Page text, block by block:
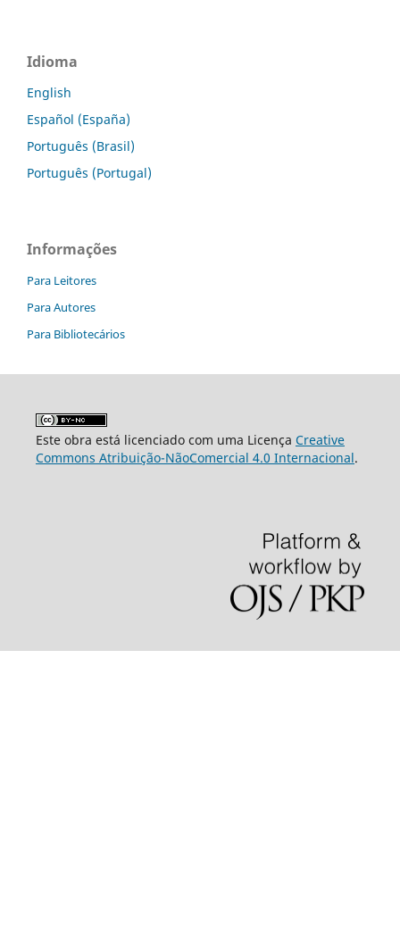
Idioma
English
Español (España)
Português (Brasil)
Português (Portugal)
Informações
Para Leitores
Para Autores
Para Bibliotecários
Este obra está licenciado com uma Licença Creative
Commons Atribuição-NãoComercial 4.0 Internacional.